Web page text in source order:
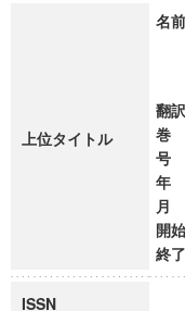
上位タイトル
名前
翻訳
巻
号
年
月
開
終
ISSN